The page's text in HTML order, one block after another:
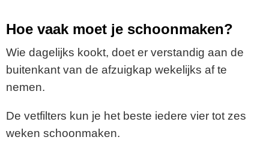
Hoe vaak moet je schoonmaken?
Wie dagelijks kookt, doet er verstandig aan de
buitenkant van de afzuigkap wekelijks af te
nemen.
De vetfilters kun je het beste iedere vier tot zes
weken schoonmaken.